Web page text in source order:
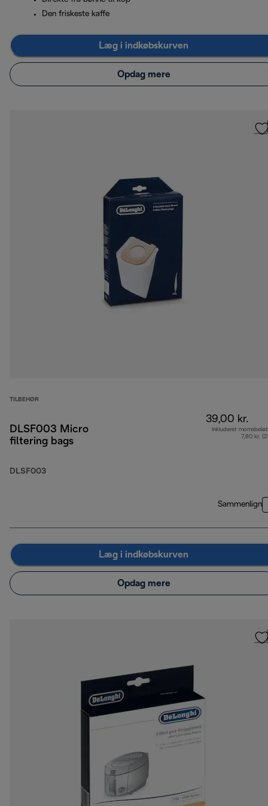
Den friskeste kaffe
Læg i indkøbskurven
Opdag mere
TILBEHØR
DLSF003 Micro
filtering bags
DLSF003
39,00 kr.
Inkluderet
7,80 kr.
Sammenlign
Læg i indkøbskurven
Opdag mere